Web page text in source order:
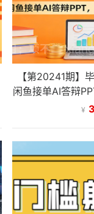
【第20241期】
闲鱼接单AI答辩
赚
¥